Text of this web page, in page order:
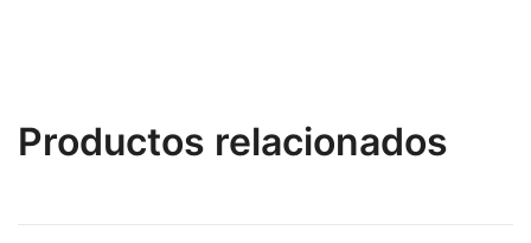
Productos relacionados